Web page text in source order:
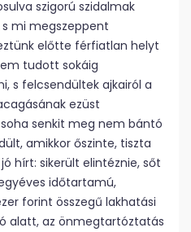
szigorú szidalmak
mi megszeppent
előtte férfiatlan helyt
tudott sokáig
s felcsendültek ajkairól a
ezüst
senkit meg nem bántó
amikkor őszinte, tiszta
hírt: sikerült elintéznie, sőt
időtartamú,
forint összegű lakhatási
alatt, az önmegtartóztatás